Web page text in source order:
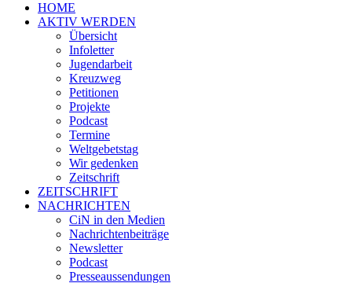
HOME
AKTIV WERDEN
Übersicht
Infoletter
Jugendarbeit
Kreuzweg
Petitionen
Projekte
Podcast
Termine
Weltgebetstag
Wir gedenken
Zeitschrift
ZEITSCHRIFT
NACHRICHTEN
CiN in den Medien
Nachrichtenbeiträge
Newsletter
Podcast
Presseaussendungen